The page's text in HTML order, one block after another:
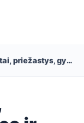
Spuogeliai: kas tai, priežastys, gydymas ir prevencija